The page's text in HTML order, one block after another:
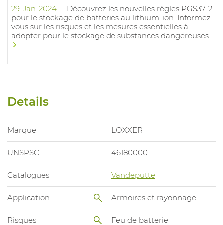
29-Jan-2024
Découvrez les nouvelles règles PGS37-2
pour le stockage de batteries au lithium-ion. Informez-
vous sur les risques et les mesures essentielles à
adopter pour le stockage de substances dangereuses.
Details
Marque LOXXER
UNSPSC 46180000
Catalogues Vandeputte
Application Armoires et rayonnage
Risques Feu de batterie